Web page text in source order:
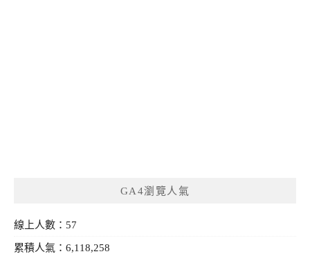
GA4瀏覽人氣
線上人數：57
累積人氣：6,118,258